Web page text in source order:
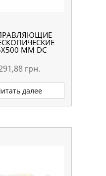
ММ DC
грн.
далее